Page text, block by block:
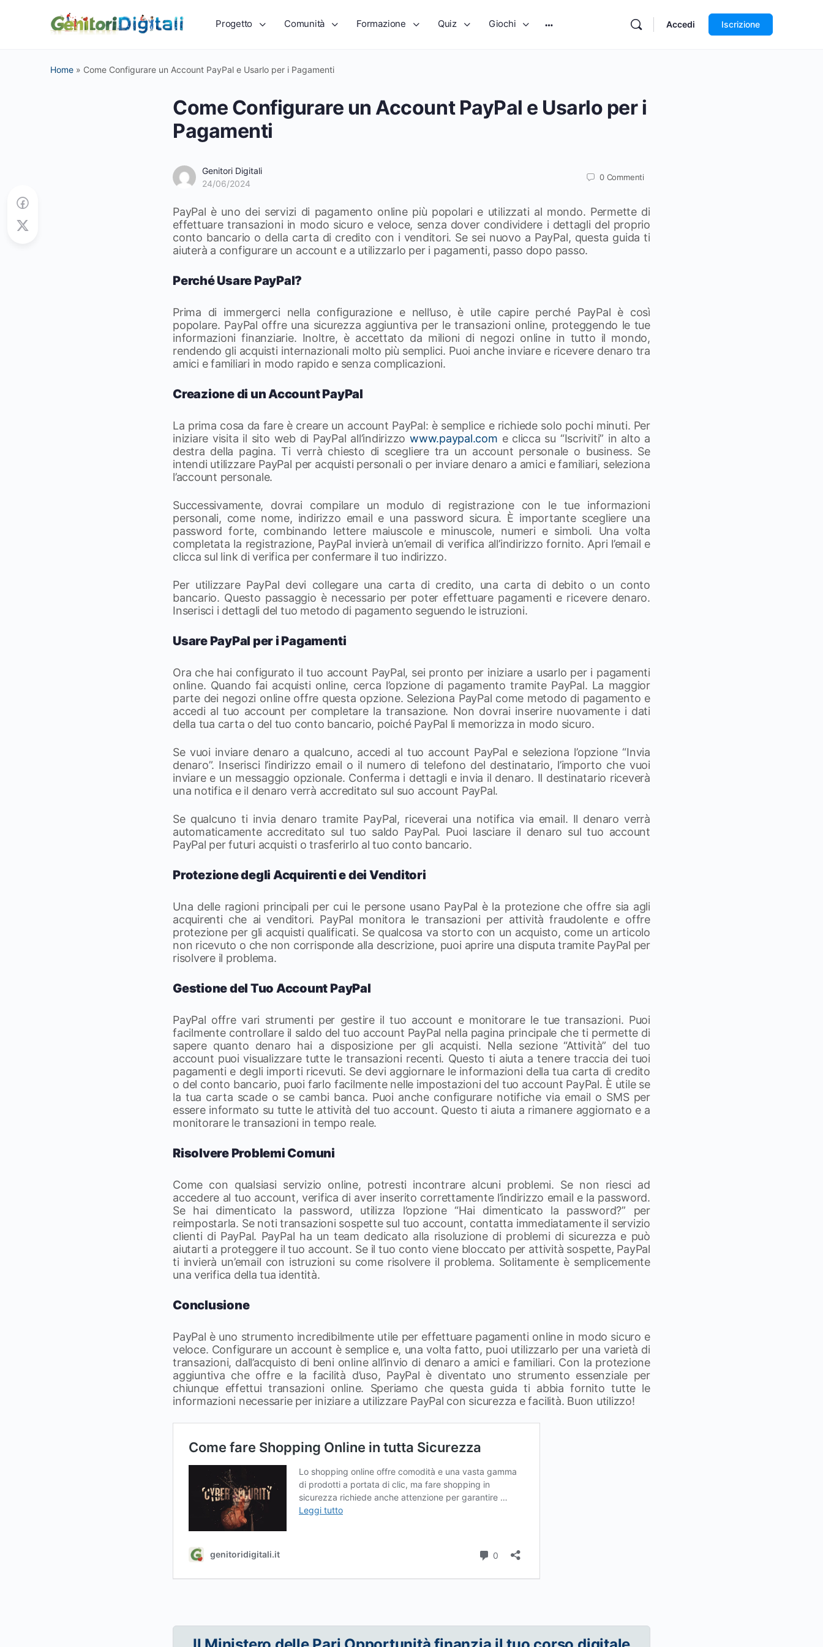
Progetto Comunità Formazione Quiz Giochi Accedi Iscrizione
Home » Come Configurare un Account PayPal e Usarlo per i Pagamenti
Come Configurare un Account PayPal e Usarlo per i
Pagamenti
Genitori Digitali
24/06/2024
0 Commenti
PayPal è uno dei servizi di pagamento online più popolari e utilizzati al mondo. Permette di
effettuare transazioni in modo sicuro e veloce, senza dover condividere i dettagli del proprio
conto bancario o della carta di credito con i venditori. Se sei nuovo a PayPal, questa guida ti
aiuterà a configurare un account e a utilizzarlo per i pagamenti, passo dopo passo.
Perché Usare PayPal?
Prima di immergerci nella configurazione e nell’uso, è utile capire perché PayPal è così
popolare. PayPal offre una sicurezza aggiuntiva per le transazioni online, proteggendo le tue
informazioni finanziarie. Inoltre, è accettato da milioni di negozi online in tutto il mondo,
rendendo gli acquisti internazionali molto più semplici. Puoi anche inviare e ricevere denaro tra
amici e familiari in modo rapido e senza complicazioni.
Creazione di un Account PayPal
La prima cosa da fare è creare un account PayPal: è semplice e richiede solo pochi minuti. Per
iniziare visita il sito web di PayPal all’indirizzowww.paypal.com e clicca su “Iscriviti” in alto a
destra della pagina. Ti verrà chiesto di scegliere tra un account personale o business. Se
intendi utilizzare PayPal per acquisti personali o per inviare denaro a amici e familiari, seleziona
l’account personale.
Successivamente, dovrai compilare un modulo di registrazione con le tue informazioni
personali, come nome, indirizzo email e una password sicura. È importante scegliere una
password forte, combinando lettere maiuscole e minuscole, numeri e simboli. Una volta
completata la registrazione, PayPal invierà un’email di verifica all’indirizzo fornito. Apri l’email e
clicca sul link di verifica per confermare il tuo indirizzo.
Per utilizzare PayPal devi collegare una carta di credito, una carta di debito o un conto
bancario. Questo passaggio è necessario per poter effettuare pagamenti e ricevere denaro.
Inserisci i dettagli del tuo metodo di pagamento seguendo le istruzioni.
Usare PayPal per i Pagamenti
Ora che hai configurato il tuo account PayPal, sei pronto per iniziare a usarlo per i pagamenti
online. Quando fai acquisti online, cerca l’opzione di pagamento tramite PayPal. La maggior
parte dei negozi online offre questa opzione. Seleziona PayPal come metodo di pagamento e
accedi al tuo account per completare la transazione. Non dovrai inserire nuovamente i dati
della tua carta o del tuo conto bancario, poiché PayPal li memorizza in modo sicuro.
Se vuoi inviare denaro a qualcuno, accedi al tuo account PayPal e seleziona l’opzione “Invia
denaro”. Inserisci l’indirizzo email o il numero di telefono del destinatario, l’importo che vuoi
inviare e un messaggio opzionale. Conferma i dettagli e invia il denaro. Il destinatario riceverà
una notifica e il denaro verrà accreditato sul suo account PayPal.
Se qualcuno ti invia denaro tramite PayPal, riceverai una notifica via email. Il denaro verrà
automaticamente accreditato sul tuo saldo PayPal. Puoi lasciare il denaro sul tuo account
PayPal per futuri acquisti o trasferirlo al tuo conto bancario.
Protezione degli Acquirenti e dei Venditori
Una delle ragioni principali per cui le persone usano PayPal è la protezione che offre sia agli
acquirenti che ai venditori. PayPal monitora le transazioni per attività fraudolente e offre
protezione per gli acquisti qualificati. Se qualcosa va storto con un acquisto, come un articolo
non ricevuto o che non corrisponde alla descrizione, puoi aprire una disputa tramite PayPal per
risolvere il problema.
Gestione del Tuo Account PayPal
PayPal offre vari strumenti per gestire il tuo account e monitorare le tue transazioni. Puoi
facilmente controllare il saldo del tuo account PayPal nella pagina principale che ti permette di
sapere quanto denaro hai a disposizione per gli acquisti. Nella sezione “Attività” del tuo
account puoi visualizzare tutte le transazioni recenti. Questo ti aiuta a tenere traccia dei tuoi
pagamenti e degli importi ricevuti. Se devi aggiornare le informazioni della tua carta di credito
o del conto bancario, puoi farlo facilmente nelle impostazioni del tuo account PayPal. È utile se
la tua carta scade o se cambi banca. Puoi anche configurare notifiche via email o SMS per
essere informato su tutte le attività del tuo account. Questo ti aiuta a rimanere aggiornato e a
monitorare le transazioni in tempo reale.
Risolvere Problemi Comuni
Come con qualsiasi servizio online, potresti incontrare alcuni problemi. Se non riesci ad
accedere al tuo account, verifica di aver inserito correttamente l’indirizzo email e la password.
Se hai dimenticato la password, utilizza l’opzione “Hai dimenticato la password?” per
reimpostarla. Se noti transazioni sospette sul tuo account, contatta immediatamente il servizio
clienti di PayPal. PayPal ha un team dedicato alla risoluzione di problemi di sicurezza e può
aiutarti a proteggere il tuo account. Se il tuo conto viene bloccato per attività sospette, PayPal
ti invierà un’email con istruzioni su come risolvere il problema. Solitamente è semplicemente
una verifica della tua identità.
Conclusione
PayPal è uno strumento incredibilmente utile per effettuare pagamenti online in modo sicuro e
veloce. Configurare un account è semplice e, una volta fatto, puoi utilizzarlo per una varietà di
transazioni, dall’acquisto di beni online all’invio di denaro a amici e familiari. Con la protezione
aggiuntiva che offre e la facilità d’uso, PayPal è diventato uno strumento essenziale per
chiunque effettui transazioni online. Speriamo che questa guida ti abbia fornito tutte le
informazioni necessarie per iniziare a utilizzare PayPal con sicurezza e facilità. Buon utilizzo!